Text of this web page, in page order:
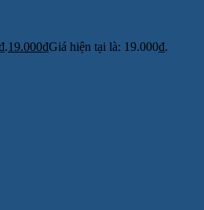
19.000₫Giá hiện tại là: 19.000₫.